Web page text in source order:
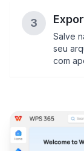
3
Salve
seu
com